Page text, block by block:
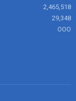
2,465,518
29,348
ООО